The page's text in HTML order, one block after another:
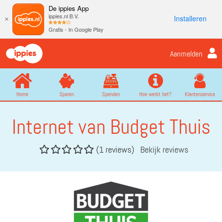
×
De ippies App
ippies.nl B.V.
Gratis - In Google Play
Installeren
Aanmelden
Home Sparen Spenden Hoe werkt het? Klantenservice
Internet van Budget Thuis
(1 reviews) Bekijk reviews